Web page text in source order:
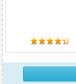
Нутрициология
О